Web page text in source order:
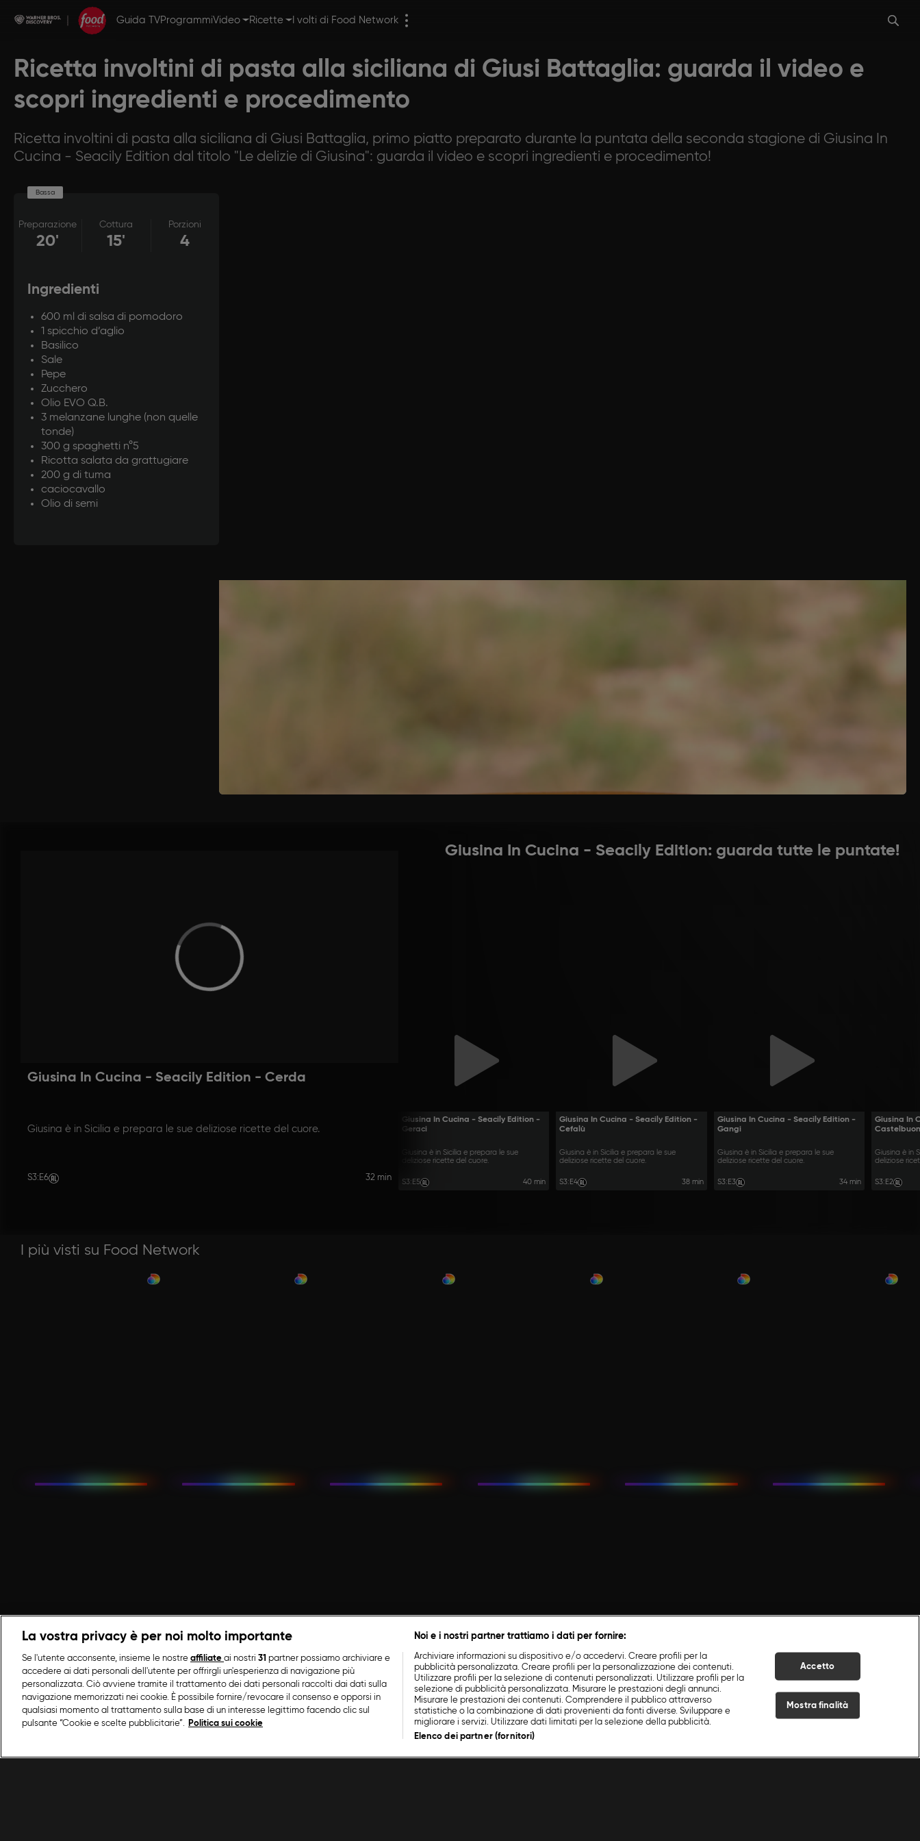
Guida TVProgrammiVideo Ricette I volti di Food Network
Ricetta involtini di pasta alla siciliana di Giusi Battaglia: guarda il video e
scopri ingredienti e procedimento
Ricetta involtini di pasta alla siciliana di Giusi Battaglia, primo piatto preparato durante la puntata della seconda stagione di Giusina In
Cucina - Seacily Edition dal titolo "Le delizie di Giusina": guarda il video e scopri ingredienti e procedimento!
Bassa
Preparazione
20'
Cottura
15'
Porzioni
4
Ingredienti
600 ml di salsa di pomodoro
1 spicchio d’aglio
Basilico
Sale
Pepe
Zucchero
Olio EVO Q.B.
3 melanzane lunghe (non quelle
tonde)
300 g spaghetti n°5
Ricotta salata da grattugiare
200 g di tuma
caciocavallo
Olio di semi
Giusina In Cucina - Seacily Edition: guarda tutte le puntate!
Giusina In Cucina - Seacily Edition - Cerda
Giusina è in Sicilia e prepara le sue deliziose ricette del cuore.
S3: E6 32 min
Giusina In Cucina - Seacily Edition -
Geraci
Giusina è in Sicilia e prepara le sue
deliziose ricette del cuore.
S3:E5 40 min
Giusina In Cucina - Seacily Edition -
Cefalù
Giusina è in Sicilia e prepara le sue
deliziose ricette del cuore.
S3:E4 38 min
Giusina In Cucina - Seacily Edition -
Gangi
Giusina è in Sicilia e prepara le sue
deliziose ricette del cuore.
S3:E3 34 min
Giusina In
Giusina è in
deliziose
S3:E2
I più visti su Food Network
La vostra privacy è per noi molto importante
Se l'utente acconsente, insieme le nostre affiliate ai nostri 31 partner possiamo archiviare e
accedere ai dati personali dell'utente per offrirgli un'esperienza di navigazione più
personalizzata. Ciò avviene tramite il trattamento dei dati personali raccolti dai dati sulla
navigazione memorizzati nei cookie. È possibile fornire/revocare il consenso e opporsi in
qualsiasi momento al trattamento sulla base di un interesse legittimo facendo clic sul
pulsante “Cookie e scelte pubblicitarie”.
Politica sui cookie
Noi e i nostri partner trattiamo i dati per fornire:
Archiviare informazioni su dispositivo e/o accedervi. Creare profili per la
pubblicità personalizzata. Creare profili per la personalizzazione dei contenuti.
Utilizzare profili per la selezione di contenuti personalizzati. Utilizzare profili per la
selezione di pubblicità personalizzata. Misurare le prestazioni degli annunci.
Misurare le prestazioni dei contenuti. Comprendere il pubblico attraverso
statistiche o la combinazione di dati provenienti da fonti diverse. Sviluppare e
migliorare i servizi. Utilizzare dati limitati per la selezione della pubblicità.
Elenco dei partner (fornitori)
Accetto
Mostra finalità